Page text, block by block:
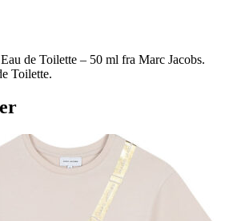
de Toilette – 50 ml fra Marc Jacobs.
Toilette.